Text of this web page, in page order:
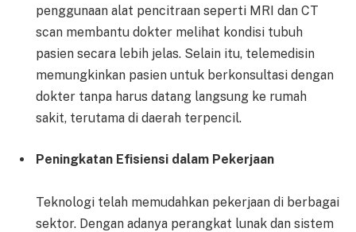
penggunaan alat pencitraan seperti MRI dan CT
scan membantu dokter melihat kondisi tubuh
pasien secara lebih jelas. Selain itu, telemedisin
memungkinkan pasien untuk berkonsultasi dengan
dokter tanpa harus datang langsung ke rumah
sakit, terutama di daerah terpencil.
Peningkatan Efisiensi dalam Pekerjaan
Teknologi telah memudahkan pekerjaan di berbagai
sektor. Dengan adanya perangkat lunak dan sistem